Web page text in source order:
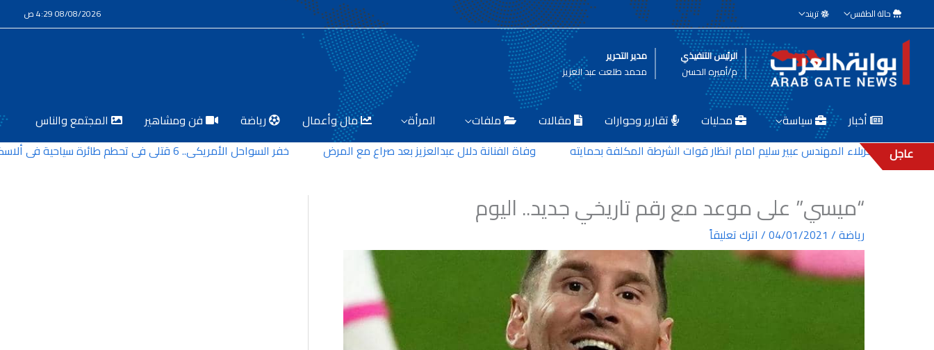
إلى
المحتوى
حالة الطقس تريند 08/08/2026 4:29 ص
الرئيس التنفيذي
م/أميره الحسن
مدير التحرير
محمد طلعت عبد العزيز
أخبار سياسة محليات تقارير وحوارات مقالات ملفات المرأة مال وأعمال رياضة فن ومشاهير
المجتمع والناس
عاجلكربلاء المهندس عبير سليم امام انظار قوات الشرطة المكلفة بحمايته وفاة الفنانة دلال عبدالعزيز بعد صراع مع المرض خفر السواحل الأمريكي.. 6 قتلى في تحطم طائرة سياحية في ألاسكا
“ميسي” على موعد مع رقم تاريخي جديد.. اليوم
رياضة/
04/01/2021
/ اترك تعليقاً